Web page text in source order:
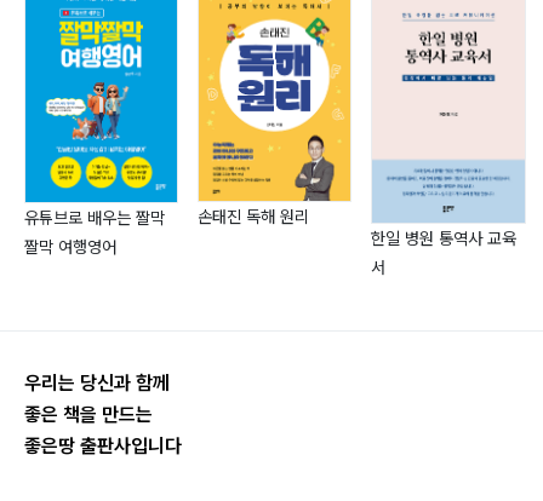
그래서, 손태진 영어학원을 개원하게 되었고, 더 좋은 학
습 자료로 가르치고자 하는 소망에서 수능 관련 교재를 집
필하게 되었습니다.
대표이력
현) 공단기 영어과 대표교수
전) 영단기 토익 대표강사
수상경력
- 파고다 어학원 2004년 BEST TEACHER상
- 파고다 어학원 수강생이 뽑은 2015년 전국 최우수 강사
유튜브로 배우는 짤막
짤막 여행영어
손태진 독해 원리
한일 병원 통역사 교육
서
우리는 당신과 함께
좋은 책을 만드는
좋은땅 출판사입니다